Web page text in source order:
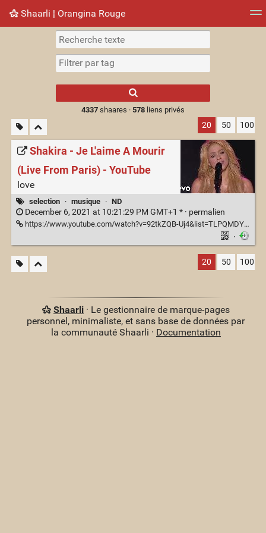
Shaarli ¦ Orangina Rouge
Nuage de tags Mur d'images
results.
4337shaares · 578liens privés
20 50 100
Shakira - Je L'aime A Mourir
(Live From Paris) - YouTube
love
selection · musique · ND
December 6, 2021 at 10:21:29 PM GMT+1 * · permalien
https://www.youtube.com/watch?v=92tkZQB-Uj4&list=TLPQMDYxMjIwMjEWWj6mi2L8pA&index=2
·
20 50 100
Shaarli· Le gestionnaire de marque-pages
personnel, minimaliste, et sans base de données par
la communauté Shaarli · Documentation